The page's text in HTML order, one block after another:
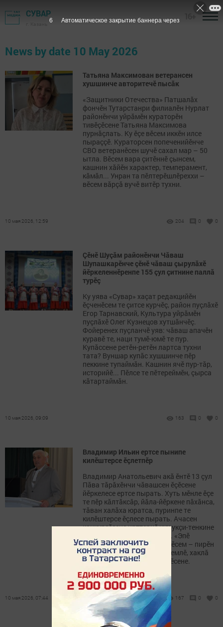
СУВАР
News by date 10 May 2026
Татьяна Максимован ветерансен
хушшинче авторитечӗ пысăк
«Защитники Отечества» Патшалăх
фончӗн Тутарстанри филиалӗн Нурлат
районӗнчи уйрăмӗн кураторӗн
тивӗçӗсене Татьяна Максимова
пурнăçлать. Ку ӗçе вӗсем иккӗн илсе
пыраççӗ. Кураторсен попеченийӗнче
СВО ветеранӗсен шучӗ сахал мар – 50
ытла. Вӗсем вара çитӗннӗ çынсем,
кашнин хăйӗн характер, темперамент,
кăмăл... Унран та пӗлтерӗшлӗреххи –
вӗсем вăрçă вучӗ витӗр тухни.
10 мая 2026, 12:59 204 0 0
Çӗнӗ Шуçăм районӗнчи Чăваш
Шупашкарӗнче çӗнӗ чăваш çырулăхӗ
йӗркеленнӗренпе 155 çул çитнине паллă
турӗç
Ку уява «Сувар» хаçат редакцийӗн
ӗçченӗсем те çитсе курчӗç, район пуçлăхӗ
Егор Тарнавский, Культура уйрăмӗн
пуçлăхӗ Олег Кузнецов хутшăнчӗç.
Фойеренех пуçланчӗ уяв: чăваш апачӗн
куравӗ те, наци тумӗ-юмӗ те пур.
Купăссене ретӗн-ретӗн лартса тухни
тата? Вуншар купăс хушшинче пӗр
пеккине тупаймăн. Кашнин ячӗ пур-тăр,
историйӗ... Пӗлсе те пӗтереймӗн, çырса
кăтартаймăн.
10 мая 2026, 09:09 163 0 0
Владимир Ильин ертсе пынипе
килӗштерсе ӗçлетпӗр
Владимир Анатольевич акă ӗнтӗ 13 çул
Пӑва тӑрӑхӗнчи чӑвашсен ӗçӗсене
йӗркелесе ертсе пырать. Хуть мӗнле ӗçе
те пӗр кӑлтӑксӑр, йӑла-йӗркене пӑхӑнса,
тӑван халӑха юратса, пуринпе те
килӗштерсе ӗçлесе пырать. Ачасен
конкурсӗсене ирттернӗ чух укçи-тенкине
хӗрхенмест вăл нихăçан та. «Эпӗ
ачасемшӗн шеллеместӗп, вӗсем – пирӗн
пуласлӑх», – тесе тутлӑ, илемлӗ, хаклӑ
парнесемпе чыслать вăл вӗсене.
10 мая 2026, 07:44 167 0 0
6 Автоматическое закрытие баннера через